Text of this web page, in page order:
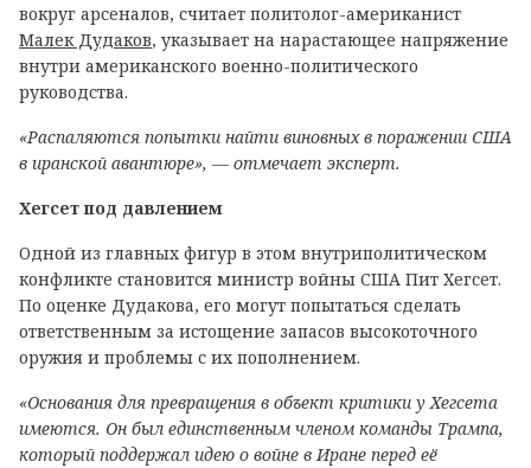
вокруг арсеналов, считает политолог-американист
Малек Дудаков, указывает на нарастающее напряжение
внутри американского военно-политического
руководства.
«Распаляются попытки найти виновных в поражении США
в иранской авантюре», — отмечает эксперт.
Хегсет под давлением
Одной из главных фигур в этом внутриполитическом
конфликте становится министр войны США Пит Хегсет.
По оценке Дудакова, его могут попытаться сделать
ответственным за истощение запасов высокоточного
оружия и проблемы с их пополнением.
«Основания для превращения в объект критики у Хегсета
имеются. Он был единственным членом команды Трампа,
который поддержал идею о войне в Иране перед её